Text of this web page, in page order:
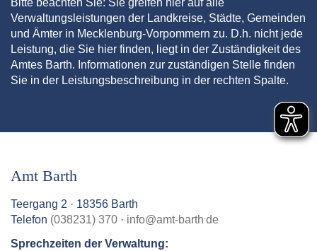
Verwaltungsleistungen der Landkreise, Städte, Gemeinden
und Ämter in Mecklenburg-Vorpommern zu. D.h. nicht jede
Leistung, die Sie hier finden, liegt in der Zuständigkeit des
Amtes Barth. Informationen zur zuständigen Stelle finden
Sie in der Leistungsbeschreibung in der rechten Spalte.
Amt Barth
Teergang 2 · 18356 Barth
Telefon (038231) 370 · info@amt-barth.de
Sprechzeiten der Verwaltung: